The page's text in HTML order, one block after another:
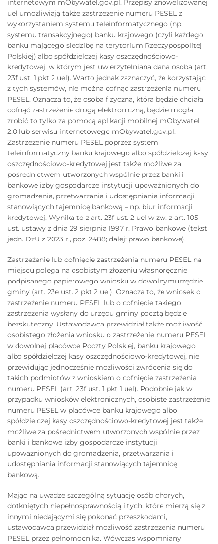
internetowym mObywatel.gov.pl. Przepisy znowelizowanej
uel umożliwiają także zastrzeżenie numeru PESEL z
wykorzystaniem systemu teleinformatycznego (np.
systemu transakcyjnego) banku krajowego (czyli każdego
banku mającego siedzibę na terytorium Rzeczypospolitej
Polskiej) albo spółdzielczej kasy oszczędnościowo-
kredytowej, w którym jest uwierzytelniana dana osoba (art.
23f ust. 1 pkt 2 uel). Warto jednak zaznaczyć, że korzystając
z tych systemów, nie można cofnąć zastrzeżenia numeru
PESEL. Oznacza to, że osoba fizyczna, która będzie chciała
cofnąć zastrzeżenie drogą elektroniczną, będzie mogła
zrobić to tylko za pomocą aplikacji mobilnej mObywatel
2.0 lub serwisu internetowego mObywatel.gov.pl.
Zastrzeżenie numeru PESEL poprzez system
teleinformatyczny banku krajowego albo spółdzielczej kasy
oszczędnościowo-kredytowej jest także możliwe za
pośrednictwem utworzonych wspólnie przez banki i
bankowe izby gospodarcze instytucji upoważnionych do
gromadzenia, przetwarzania i udostępniania informacji
stanowiących tajemnicę bankową – np. biur informacji
kredytowej. Wynika to z art. 23f ust. 2 uel w zw. z art. 105
ust. ustawy z dnia 29 sierpnia 1997 r. Prawo bankowe (tekst
jedn. DzU z 2023 r., poz. 2488; dalej: prawo bankowe).
Zastrzeżenie lub cofnięcie zastrzeżenia numeru PESEL na
miejscu polega na osobistym złożeniu własnoręcznie
podpisanego papierowego wniosku w dowolnymurzędzie
gminy (art. 23e ust. 2 pkt 2 uel). Oznacza to, że wniosek o
zastrzeżenie numeru PESEL lub o cofnięcie takiego
zastrzeżenia wysłany do urzędu gminy pocztą będzie
bezskuteczny. Ustawodawca przewidział także możliwość
osobistego złożenia wniosku o zastrzeżenie numeru PESEL
w dowolnej placówce Poczty Polskiej, banku krajowego
albo spółdzielczej kasy oszczędnościowo-kredytowej, nie
przewidując jednocześnie możliwości zwrócenia się do
takich podmiotów z wnioskiem o cofnięcie zastrzeżenia
numeru PESEL (art. 23f ust. 1 pkt 1 uel). Podobnie jak w
przypadku wniosków elektronicznych, osobiste zastrzeżenie
numeru PESEL w placówce banku krajowego albo
spółdzielczej kasy oszczędnościowo-kredytowej jest także
możliwe za pośrednictwem utworzonych wspólnie przez
banki i bankowe izby gospodarcze instytucji
upoważnionych do gromadzenia, przetwarzania i
udostępniania informacji stanowiących tajemnicę
bankową.
Mając na uwadze szczególną sytuację osób chorych,
dotkniętych niepełnosprawnością i tych, które mierzą się z
innymi niedającymi się pokonać przeszkodami,
ustawodawca przewidział możliwość zastrzeżenia numeru
PESEL przez pełnomocnika. Wówczas wspomniany